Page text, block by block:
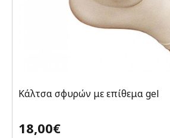
Κάλτσα σφυρών με επίθεμα gel
18,00€